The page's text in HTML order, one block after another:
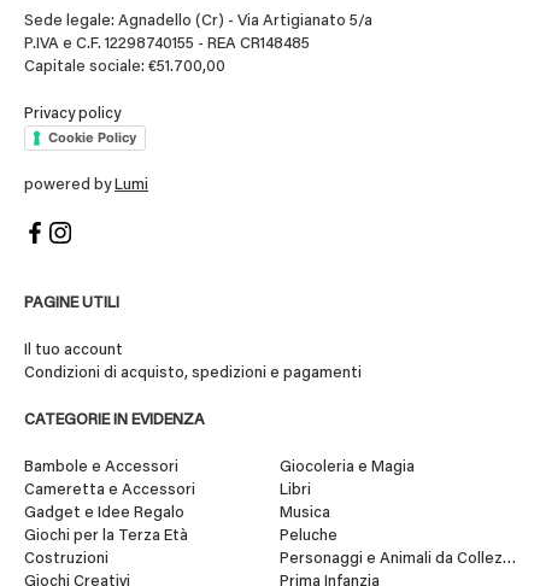
Sede legale: Agnadello (Cr) - Via Artigianato 5/a
P.IVA e C.F. 12298740155 - REA CR148485
Capitale sociale: €51.700,00
Privacy policy
Cookie Policy
powered by Lumi
PAGINE UTILI
Il tuo account
Condizioni di acquisto, spedizioni e pagamenti
CATEGORIE IN EVIDENZA
Bambole e Accessori
Cameretta e Accessori
Gadget e Idee Regalo
Giochi per la Terza Età
Costruzioni
Giochi Creativi
Giocoleria e Magia
Libri
Musica
Peluche
Personaggi e Animali da Collezione
Prima Infanzia